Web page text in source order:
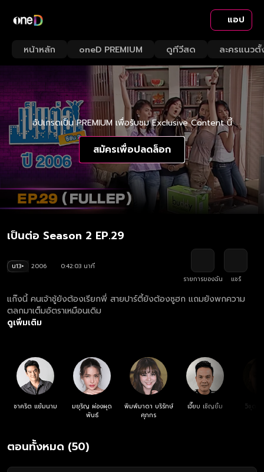
แอป
หน้าหลัก oneD PREMIUM ดูทีวีสด ละครแนวตั้
อัปเกรดเป็น PREMIUM เพื่อรับชม Exclusive Content นี้
สมัครเพื่อปลดล็อก
เป็นต่อ Season 2 EP.29
น13+ 2006
0:42:03 นาที
รายการของฉัน
แชร์
แก๊งนี้ คนเจ้าชู้ยังต้องเรียกพี่ สายปาร์ตี้ยังต้องซูฮก แถมยังพกความ
ตลกมาเต็มอัตราเหมือนเดิม
ดูเพิ่มเติม
ชาคริต แย้มนาม
มยุริญ ผ่องผุด
พันธ์
พิมพ์มาดา บริรักษ์
ศุภกร
เจี๊ยบ เชิญยิ้ม วิชุดา
ตอนทั้งหมด (50)